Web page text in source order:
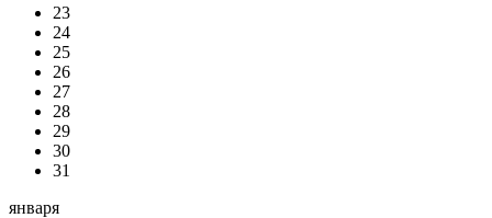
23
24
25
26
27
28
29
30
31
января